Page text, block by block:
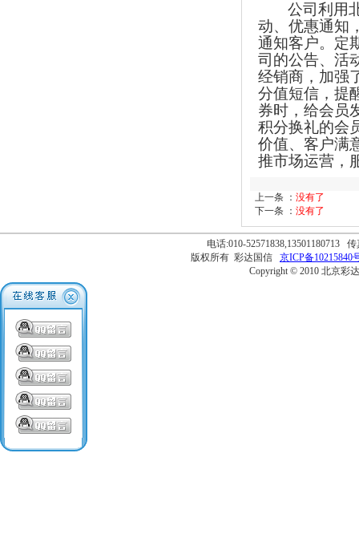
公司利用
动、优惠通知
通知客户。 定
司的公告、活
经销商，加强
分值短信，提
券时，给会员
积分换礼的会
价值、客户满
推市场运营，
上一条 ： 没有了
下一条 ： 没有了
电话:010-52571838,13501180713
版权所有 彩达国信 京ICP备10215840
Copyright © 2010 北京彩